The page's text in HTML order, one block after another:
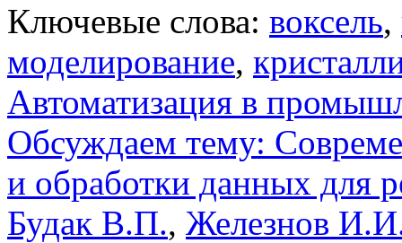
Ключевые слова: воксель,
моделирование,
Автоматизация в
Обсуждаем тему:
и обработки данных для
Будак В.П., Железнов